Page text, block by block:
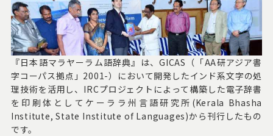
『日本語マラヤーラム語辞典』は、GICAS（「AA研アジア書
字コーパス拠点」2001-）において開発したインド系文字の処
理技術を活用し、IRCプロジェクトによって構築した電子辞書
を印刷体としてケーララ州言語研究所(Kerala Bhasha
Institute, State Institute of Languages)から刊行したもの
です。